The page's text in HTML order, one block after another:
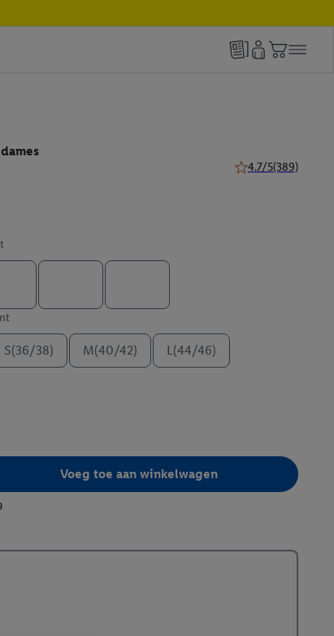
4.7/5(389)
S(36/38) M(40/42) L(44/46)
Voeg toe aan winkelwagen